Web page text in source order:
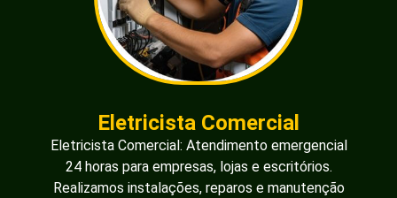
Eletricista Comercial
Eletricista Comercial: Atendimento emergencial
24 horas para empresas, lojas e escritórios.
Realizamos instalações, reparos e manutenção